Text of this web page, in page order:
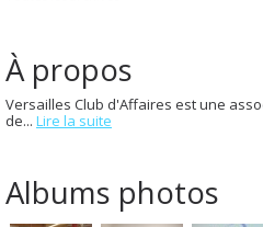
À propos
Versailles Club d'Affaires est une
de... Lire la suite
Albums photos